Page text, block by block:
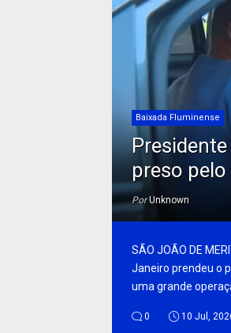
Baixada Fluminense
preso
Por Unknown
SÃO JOÃO DE
Janeiro prendeu o
uma grande
0 10 Jul,